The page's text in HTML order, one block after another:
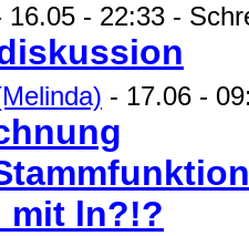
16.05 - 22:33 -
- 17.06 -
mit ln?!?